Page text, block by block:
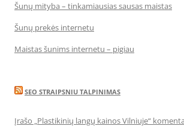
Šunų mityba – tinkamiausias sausas maistas
Šunų prekės internetu
Maistas šunims internetu – pigiau
SEO STRAIPSNIU TALPINIMAS
Įrašo „Plastikinių langų kainos Vilniuje“